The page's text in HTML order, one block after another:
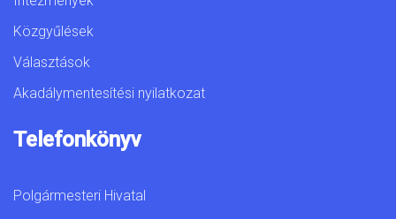
Közgyűlések
Választások
Akadálymentesítési nyilatkozat
Telefonkönyv
Polgármesteri Hivatal